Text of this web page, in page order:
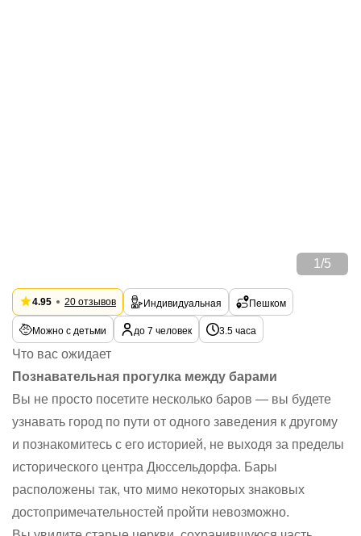
1 /5
4.95 20 отзывов Индивидуальная Пешком
Можно с детьми до 7 человек 3.5 часа
Что вас ожидает
Познавательная прогулка между барами
Вы не просто посетите несколько баров — вы будете
узнавать город по пути от одного заведения к другому
и познакомитесь с его историей, не выходя за пределы
исторического центра Дюссельдорфа. Бары
расположены так, что мимо некоторых знаковых
достопримечательностей пройти невозможно.